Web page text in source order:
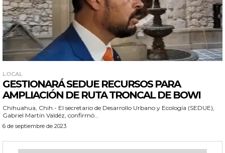
LOCAL
GESTIONARÁ SEDUE RECURSOS PARA
AMPLIACIÓN DE RUTA TRONCAL DE BOWI
Chihuahua, Chih.- El secretario de Desarrollo Urbano y Ecología (SEDUE),
Gabriel Martín Valdéz, confirmó...
6 de septiembre de 2023